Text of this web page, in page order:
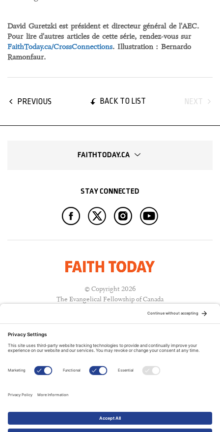
David Guretzki est président et directeur général de l'AEC.
Pour lire d'autres articles de cette série, rendez-vous sur
FaithToday.ca/CrossConnections. Illustration : Bernardo
Ramonfaur.
PREVIOUS BACK TO LIST NEXT
FAITHTODAY.CA
STAY CONNECTED
© Copyright 2026
The Evangelical Fellowship of Canada
A PUBLICATION OF: